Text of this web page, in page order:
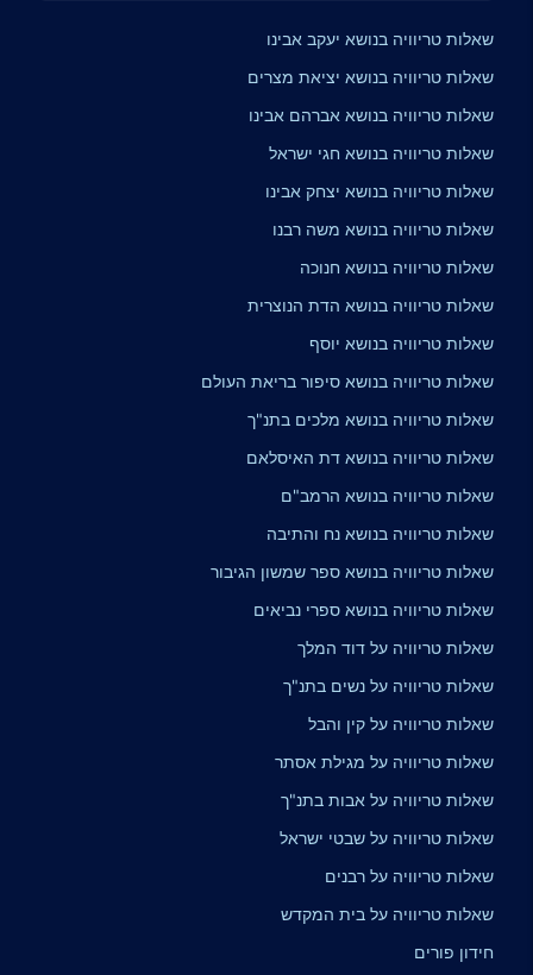
שאלות טריוויה בנושא יעקב אבינו
שאלות טריוויה בנושא יציאת מצרים
שאלות טריוויה בנושא אברהם אבינו
שאלות טריוויה בנושא חגי ישראל
שאלות טריוויה בנושא יצחק אבינו
שאלות טריוויה בנושא משה רבנו
שאלות טריוויה בנושא חנוכה
שאלות טריוויה בנושא הדת הנוצרית
שאלות טריוויה בנושא יוסף
שאלות טריוויה בנושא סיפור בריאת העולם
שאלות טריוויה בנושא מלכים בתנ"ך
שאלות טריוויה בנושא דת האיסלאם
שאלות טריוויה בנושא הרמב"ם
שאלות טריוויה בנושא נח והתיבה
שאלות טריוויה בנושא ספר שמשון הגיבור
שאלות טריוויה בנושא ספרי נביאים
שאלות טריוויה על דוד המלך
שאלות טריוויה על נשים בתנ"ך
שאלות טריוויה על קין והבל
שאלות טריוויה על מגילת אסתר
שאלות טריוויה על אבות בתנ"ך
שאלות טריוויה על שבטי ישראל
שאלות טריוויה על רבנים
שאלות טריוויה על בית המקדש
חידון פורים